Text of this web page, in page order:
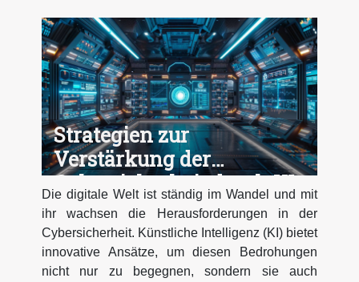
Strategien zur
Verstärkung der
Cybersicherheit durch KI-
Technologien
Die digitale Welt ist ständig im Wandel und mit
ihr wachsen die Herausforderungen in der
Cybersicherheit. Künstliche Intelligenz (KI) bietet
innovative Ansätze, um diesen Bedrohungen
nicht nur zu begegnen, sondern sie auch